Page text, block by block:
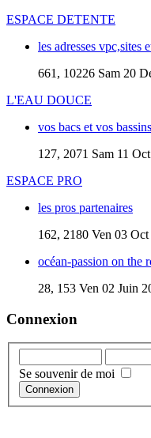
ESPACE DETENTE
les adresses vpc,sites
661, 10226 Sam 20
L'EAU DOUCE
vos bacs et vos bassins
127, 2071 Sam 11
ESPACE PRO
les pros partenaires
162, 2180 Ven 03 Oct
océan-passion on the
28, 153 Ven 02 Juin
Connexion
Se souvenir de moi